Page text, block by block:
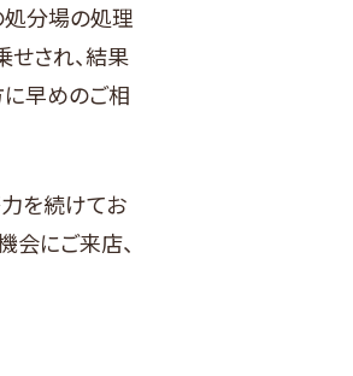
処分場の処理
され、結果
早めのご相
を続けてお
会にご来店、